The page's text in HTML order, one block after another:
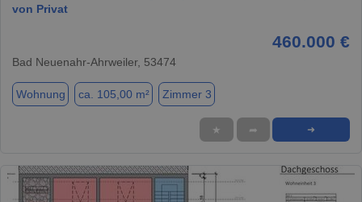
von Privat
460.000 €
Bad Neuenahr-Ahrweiler, 53474
Wohnung ca. 105,00 m² Zimmer 3
★ ➦ ➜